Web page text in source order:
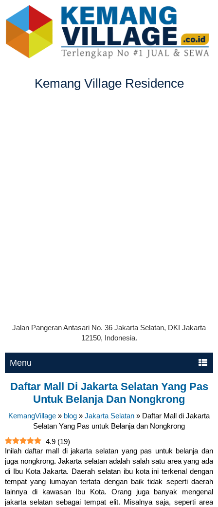
Kemang Village Residence
Jalan Pangeran Antasari No. 36 Jakarta Selatan, DKI Jakarta
12150, Indonesia.
Menu
Daftar Mall Di Jakarta Selatan Yang Pas
Untuk Belanja Dan Nongkrong
KemangVillage » blog » Jakarta Selatan » Daftar Mall di Jakarta
Selatan Yang Pas untuk Belanja dan Nongkrong
4.9 (19)
Inilah daftar mall di jakarta selatan yang pas untuk belanja dan
juga nongkrong.Jakarta selatan adalah salah satu area yang ada
di Ibu Kota Jakarta. Daerah selatan ibu kota ini terkenal dengan
tempat yang lumayan tertata dengan baik tidak seperti daerah
lainnya di kawasan Ibu Kota. Orang juga banyak mengenal
jakarta selatan sebagai tempat elit. Misalnya saja, seperti area